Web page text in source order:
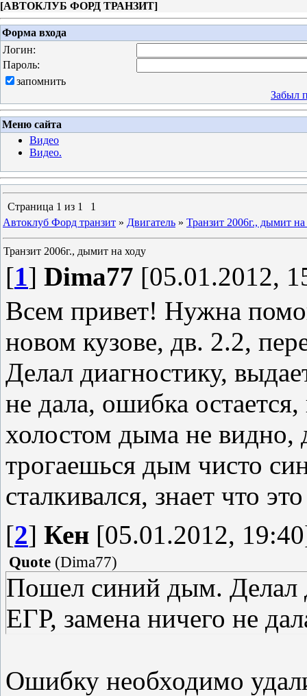
[АВТОКЛУБ ФОРД ТРАНЗИТ]
Форма входа
Логин:
Пароль:
запомнить
Забыл
Меню сайта
Видео
Видео.
Страница 1 из 1
1
Автоклуб Форд транзит » Двигатель » Транзит 2006г., дымит на
Транзит 2006г., дымит на ходу
[1] Dima77 [05.01.2012,
Всем привет! Нужна
новом кузове, дв. 2.2,
Делал диагностику,
не дала, ошибка
холостом дыма не видно,
трогаешься дым чисто
сталкивался, знает что
[2] Кен [05.01.2012,
Quote (Dima77)
Пошел синий дым. Делал
ЕГР, замена ничего не
Ошибку необходимо